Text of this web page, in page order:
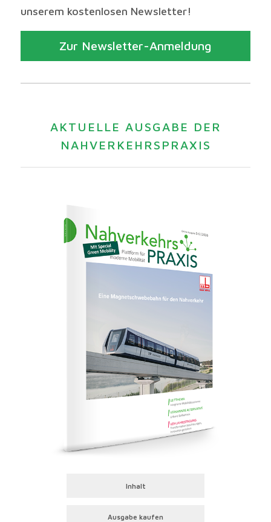
unserem kostenlosen Newsletter!
Zur Newsletter-Anmeldung
AKTUELLE AUSGABE DER
NAHVERKEHRSPRAXIS
Inhalt
Ausgabe kaufen